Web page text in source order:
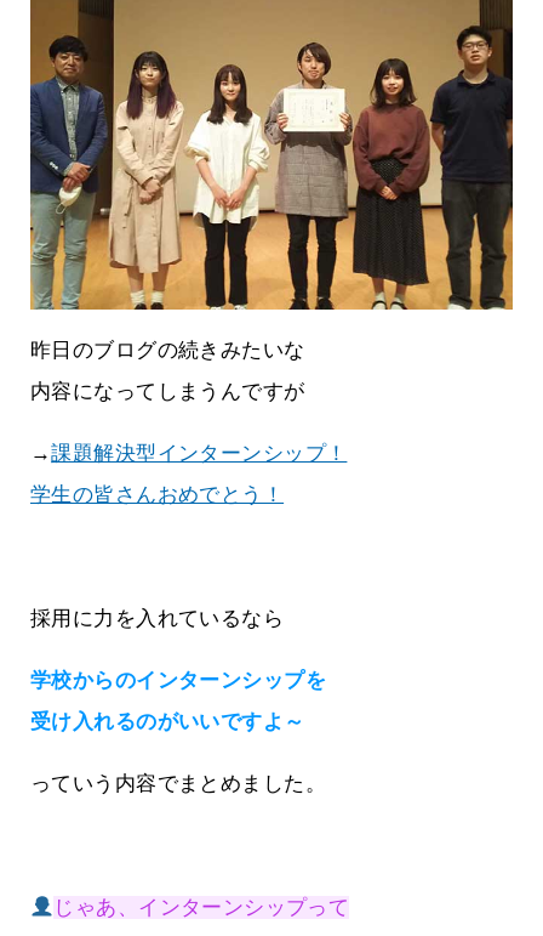
昨日のブログの続きみたいな
内容になってしまうんですが
→課題解決型インターンシップ！
学生の皆さんおめでとう！
採用に力を入れているなら
学校からのインターンシップを
受け入れるのがいいですよ～
っていう内容でまとめました。
じゃあ、インターンシップって